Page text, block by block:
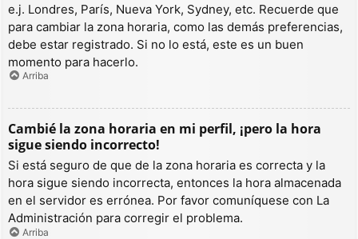
e.j. Londres, París, Nueva York, Sydney, etc. Recuerde que
para cambiar la zona horaria, como las demás preferencias,
debe estar registrado. Si no lo está, este es un buen
momento para hacerlo.
Arriba
Cambié la zona horaria en mi perfil, ¡pero la hora
sigue siendo incorrecto!
Si está seguro de que de la zona horaria es correcta y la
hora sigue siendo incorrecta, entonces la hora almacenada
en el servidor es errónea. Por favor comuníquese con La
Administración para corregir el problema.
Arriba